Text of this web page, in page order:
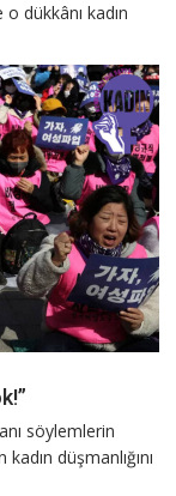
dükkânı kadın
söylemlerin
düşmanlığını